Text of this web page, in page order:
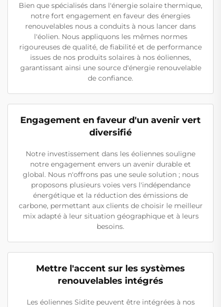
Bien que spécialisés dans l'énergie solaire thermique,
notre fort engagement en faveur des énergies
renouvelables nous a conduits à nous lancer dans
l'éolien. Nous appliquons les mêmes normes
rigoureuses de qualité, de fiabilité et de performance
issues de nos produits solaires à nos éoliennes,
garantissant ainsi une source d'énergie renouvelable
de confiance.
Engagement en faveur d'un avenir vert
diversifié
Notre investissement dans les éoliennes souligne
notre engagement envers un avenir durable et
global. Nous n'offrons pas une seule solution ; nous
proposons plusieurs voies vers l'indépendance
énergétique et la réduction des émissions de
carbone, permettant aux clients de choisir le meilleur
mix adapté à leur situation géographique et à leurs
besoins.
Mettre l'accent sur les systèmes
renouvelables intégrés
Les éoliennes Sidite peuvent être intégrées à nos